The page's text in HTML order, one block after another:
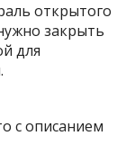
открытого
закрыть
для